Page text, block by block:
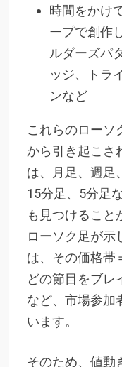
時間をかけ
ープで創作
ルダーズパ
ッジ、トラ
ンなど
これらのローソ
から引き起こさ
は、月足、週足
15分足、5分足
も見つけること
ローソク足が示
は、その価格帯
どの節目をブレ
など、市場参加
います。
そのため、値動